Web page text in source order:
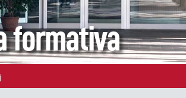
formativa